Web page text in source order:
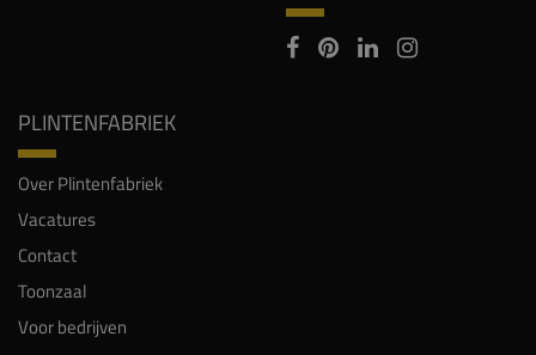
PLINTENFABRIEK
Over Plintenfabriek
Vacatures
Contact
Toonzaal
Voor bedrijven